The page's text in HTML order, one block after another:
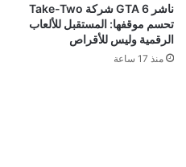
ناشر GTA 6 شركة Take-Two
تحسم موقفها: المستقبل للألعاب
الرقمية وليس للأقراص
منذ 17 ساعة